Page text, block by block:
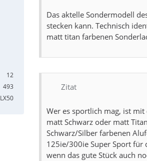
12
493
LX50
Das aktelle Sondermodell
stecken kann. Technisch
matt titan farbenen
Zitat
Wer es sportlich mag, ist
matt Schwarz oder matt
Schwarz/Silber farbenen
125ie/300ie Super Sport
wenn das gute Stück auch